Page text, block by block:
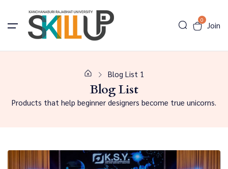
0
Join
Blog List 1
Blog List
Products that help beginner designers become true unicorns.